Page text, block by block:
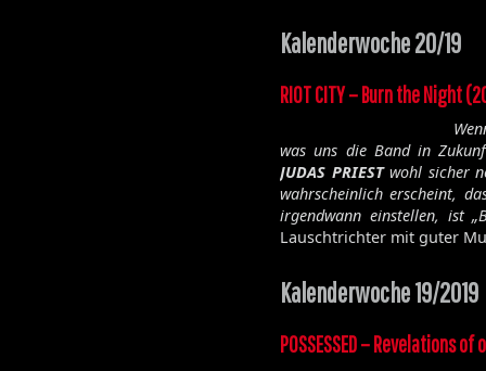
Kalenderwoche 20/19
RIOT CITY – Burn the Night
was uns die Band in
JUDAS PRIESTwohl sicher
wahrscheinlich erscheint,
irgendwann einstellen, ist
Lauschtrichter mit guter
Kalenderwoche 19/2019
POSSESSED – Revelations